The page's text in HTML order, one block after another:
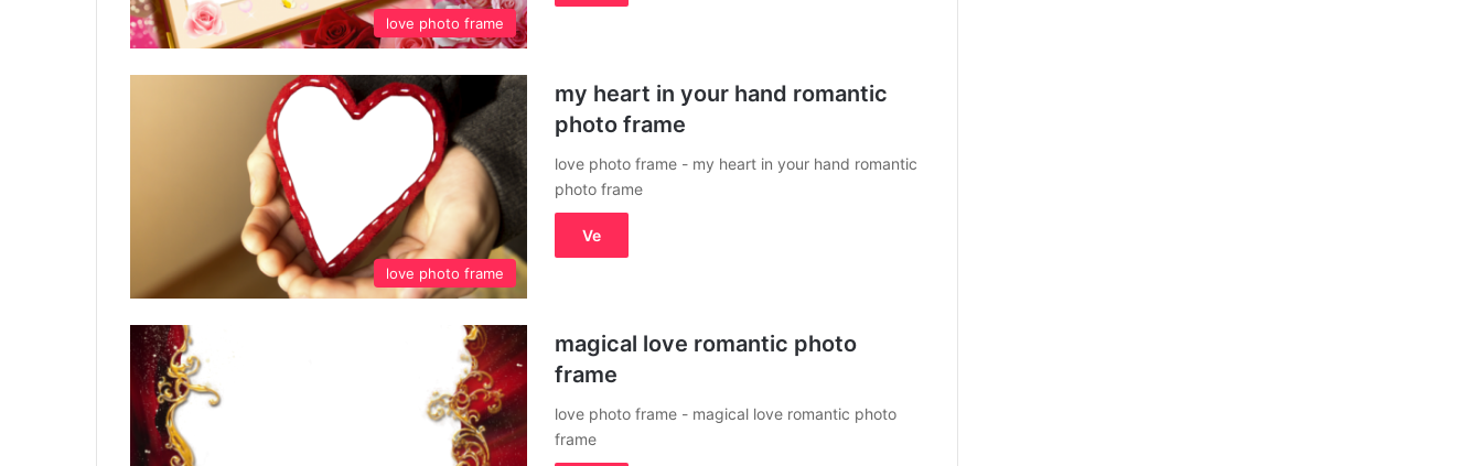
love photo frame
love photo frame
my heart in your hand romantic
photo frame
love photo frame - my heart in your hand romantic
photo frame
Ve
magical love romantic photo
frame
love photo frame - magical love romantic photo
frame